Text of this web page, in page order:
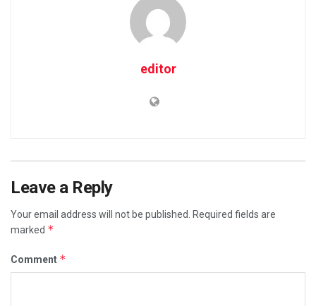
editor
Leave a Reply
Your email address will not be published.
Required fields are
marked *
Comment *